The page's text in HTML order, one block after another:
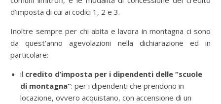
d’imposta di cui ai codici 1, 2 e 3.
Inoltre sempre per chi abita e lavora in montagna ci sono
da quest'anno agevolazioni nella dichiarazione ed in
particolare:
il credito d’imposta per i dipendenti delle “scuole
di montagna”: per i dipendenti che prendono in
locazione, ovvero acquistano, con accensione di un